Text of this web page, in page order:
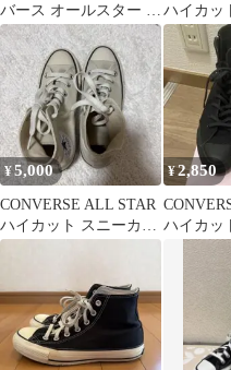
バース オールスター ハ
イカット ブラック
23.5cm
ハイカッ
¥5,000
CONVERSE ALL STAR
ハイカット スニーカー
ベージュ
¥2,850
ハイカッ